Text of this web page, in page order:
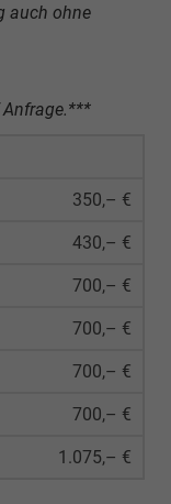
auch ohne
350,– €
430,– €
700,– €
700,– €
700,– €
700,– €
1.075,– €